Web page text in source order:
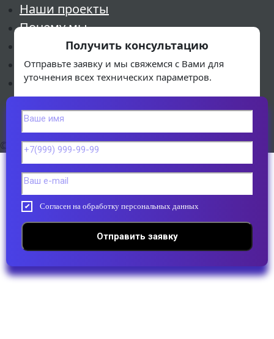
Наши проекты
Почему мы
Реализованные проекты
Остановочный павильон "Классика"
Остановочный павильон "Прованс"
Остановочный павильон "Хайтек"
Получить консультацию
©2022, Все права защищены
Согласен на обработку персональных данных
Отправить заявку
Получить консультацию
Отправьте заявку и мы свяжемся с Вами для
уточнения всех технических параметров.